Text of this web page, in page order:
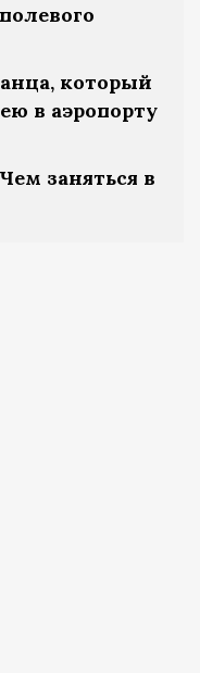
который
в аэропорту
заняться в